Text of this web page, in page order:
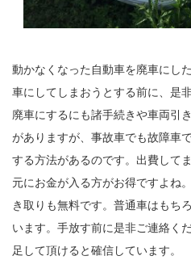
動かなくなった自動車を廃車にし
車にしてしまおうとする前に、是
廃車にするにも諸手続きや車両引
がありますが、事故車でも故障車
する方法があるのです。出費して
元にお金が入る方がお得ですよね
き取りも無料です。普通車はもち
います。手放す前に是非ご連絡く
足して頂けると確信しています。